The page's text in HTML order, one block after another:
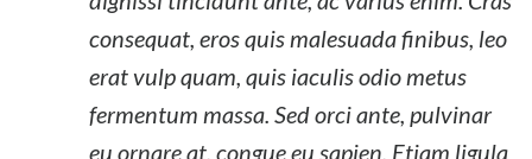
consequat, eros quis malesuada finibus, leo
erat vulp quam, quis iaculis odio metus
fermentum massa. Sed orci ante, pulvinar
eu ornare at, congue eu sapien. Etiam ligula